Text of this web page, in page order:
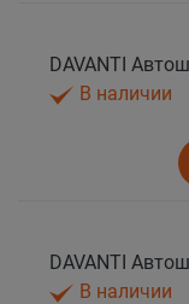
В наличии
В наличии